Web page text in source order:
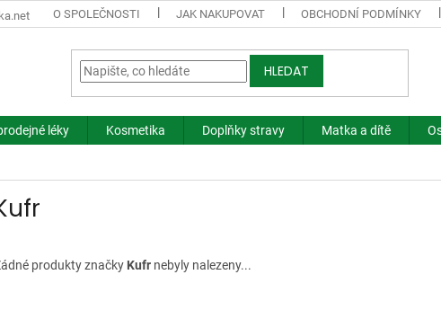
O SPOLEČNOSTI JAK NAKUPOVAT OBCHODNÍ PODMÍNKY
HLEDAT
léky Kosmetika Doplňky stravy Matka a dítě
produkty značky Kufr nebyly nalezeny...